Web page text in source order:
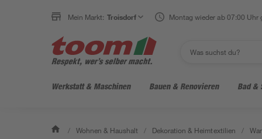
Mein Markt: Troisdorf Montag wieder ab 07:00 Uhr
Werkstatt & Maschinen Bauen & Renovieren Bad &
/ Wohnen & Haushalt / Dekoration & Heimtextilien /